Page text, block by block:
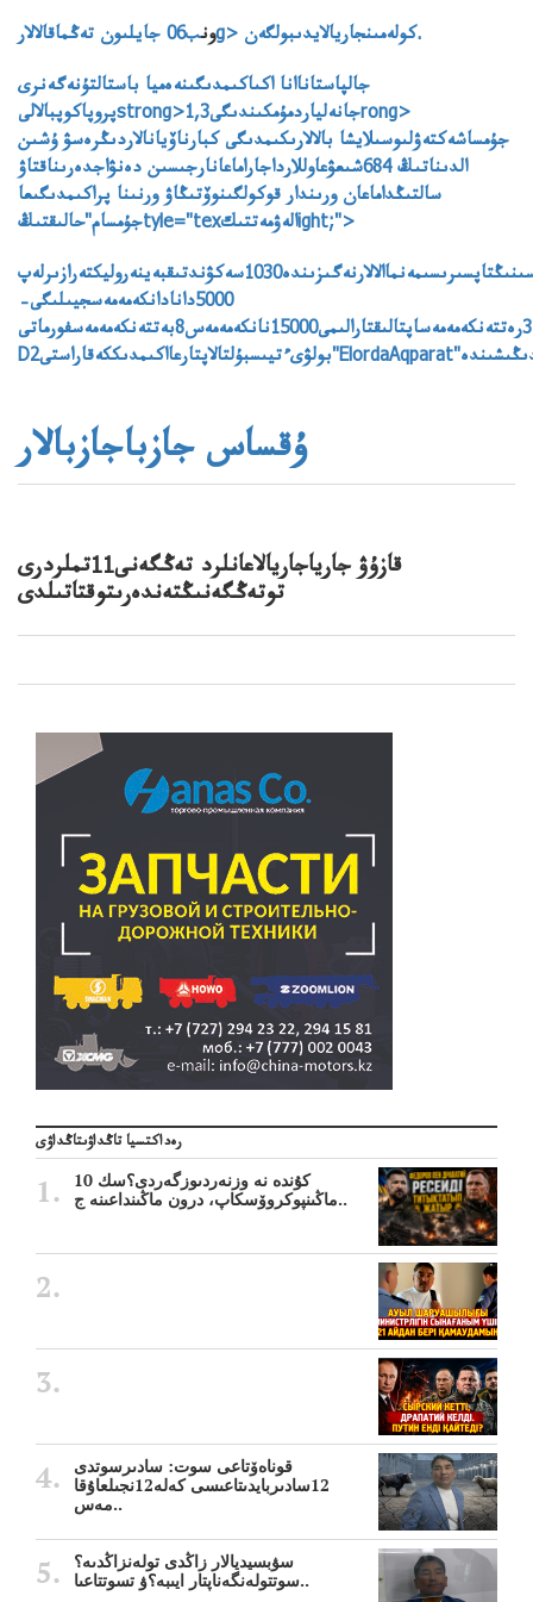
ون
ب06 جايلىون تەڭماقالالارg> كولەمىنجاريالايدىبولگەن.
جالپاستاناانا اكىاكىمدىگىنەەميا باستالتۇنەگەنرى
پروپاكوپبالالىstrong>1,3جانەلياردمۇمكىندىگىrong>
جۇمساشەكتەۋلىوسىلايشا بالالارىكىمدىگى كبارناۆيانالاردىڭرەسۋ ۇشىن
الدىناتىڭ 684شىعۋعاوللارداجاراماعانارجىسىن دەنۋاجدەرىناقتاۋ
سالتىڭداماعان ورىندار قوكولگىنوۆتىڭاۋ ورنىنا پراكىمدىگىعا
جۇمسام"حالىقتىڭtyle="texالەۋمەتتىكight;">
ارنالعانشارالار"مەنتىڭداۋشىمەملەكەت"تۇجىرىمداماسىجايلىماتەريالدارعاداتاپسىرىسبەرىپتىسونىمەنقاتاراقپاراتقۇرالىبىلتىرقوردايجانجالىنانكەيىنباسىداۋعاقالىپسىنعاالىنعانقازاقستانحالقىاسسامبلەياسىنىڭءىسشارالارىمەن"ماڭگىلىكەل"ۇلتتىقپاتريوتتىقيدەياسىنجانەازاماتتىقۇستانىمبويىنشاقازاقستاندىقبىرەگەيلىكپەنبىرلىكتىناسيحاتتايدىءونىمبەرۋشىىشكىساياساتباسقارماسىنىڭتاپسىرىسىمەنماالالارنەگىزىندە1030سەكۋندتىقبەينەروليكتەرازىرلەپYoutubeپلاتفورماسىنداجاريالايدىتەندەرگەقاتىساتىنباسىلىمنىڭءبىرجولعىتارالىمى–
5000دانادانكەمەمەسجيىلىگى–
اپتاسىنا3رەتتەنكەمەمەساپتالىقتارالىمى15000نانكەمەمەس8بەتتەنكەمەمەسفورماتى–
ۇقساس جازباجازبالار
قازۇۋ جارياجاريالاعانلرد تەڭگەنى11تملردرى
توتەڭگەنىڭتەندەرىتوقتاتىلدى
رەداكتسيا تاڭداۋىتاڭداۋى
10 كۇندە نە وزنەردىوزگەردى؟سك
ماڭىنپوكروۆسكاپ، درون ماڭىنداعىنە ج..
قوناەۆتاعى سوت: سادىرسوتدى
12سادىربايدىتاعىسى كەلە12نجىلعاۇقا
مەس..
سۋبسيديالار زاڭدى تولەنزاڭدىە؟
سوتتولەنگەناپتار ايىبە؟ۋ تسوتتاعىا..